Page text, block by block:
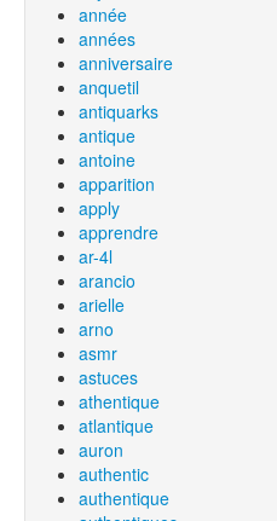
année
années
anniversaire
anquetil
antiquarks
antique
antoine
apparition
apply
apprendre
ar-4l
arancio
arielle
arno
asmr
astuces
athentique
atlantique
auron
authentic
authentique